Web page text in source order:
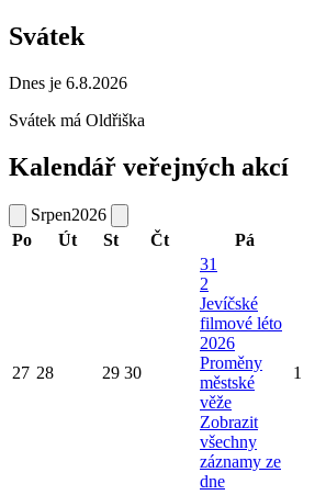
Svátek
Dnes je 6.8.2026
Svátek má Oldřiška
Kalendář veřejných akcí
Srpen2026
Po
Út St Čt Pá
27 28 29 30
31
2
Jevíčské
filmové léto
2026
Proměny
městské
věže
Zobrazit
všechny
záznamy ze
dne
1